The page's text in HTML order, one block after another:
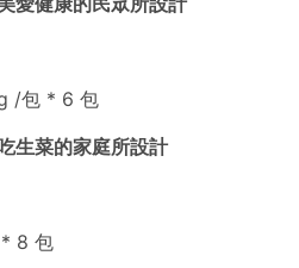
/包 * 6 包
生菜的家庭所設計
8 包